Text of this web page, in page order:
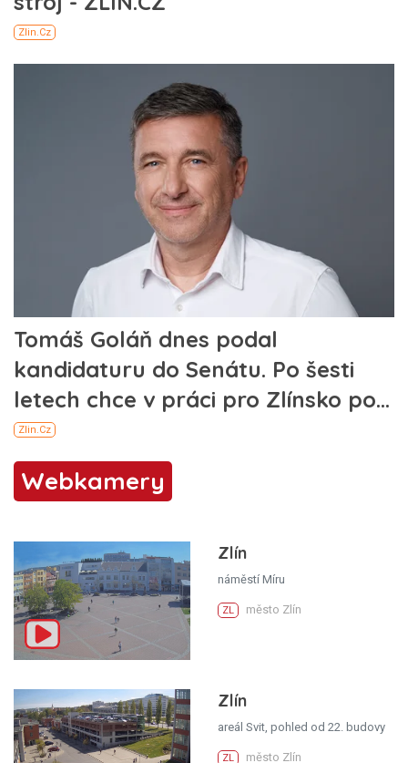
Webkamery
Zlín
náměstí Míru
ZL město Zlín
Zlín
areál Svit, pohled od 22. budovy
ZL město Zlín